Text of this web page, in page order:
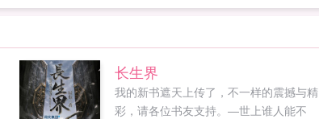
长生界
我的新书遮天上传了，不一样的震撼与精
彩，请各位书友支持。—世上谁人能不